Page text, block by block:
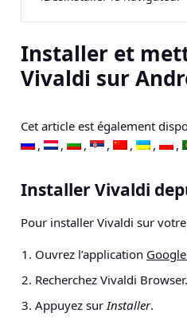
Installer et
Vivaldi sur
Cet article est également
Installer Vivaldi
Pour installer Vivaldi sur
Ouvrez l’application
Recherchez Vivaldi Browser.
Appuyez surInstaller.